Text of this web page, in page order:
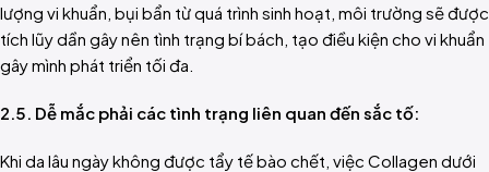
lượng vi khuẩn, bụi bẩn từ quá trình sinh hoạt, môi trường sẽ được
tích lũy dần gây nên tình trạng bí bách, tạo điều kiện cho vi khuẩn
gây mình phát triển tối đa.
2.5. Dễ mắc phải các tình trạng liên quan đến sắc tố:
Khi da lâu ngày không được tẩy tế bào chết, việc Collagen dưới